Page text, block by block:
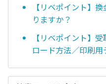
【リベポイント】
りますか？
【リベポイント】
ロード方法／印刷